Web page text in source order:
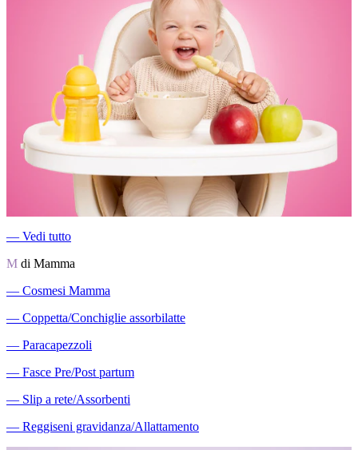
― Vedi tutto
M di Mamma
― Cosmesi Mamma
― Coppetta/Conchiglie assorbilatte
― Paracapezzoli
― Fasce Pre/Post partum
― Slip a rete/Assorbenti
― Reggiseni gravidanza/Allattamento